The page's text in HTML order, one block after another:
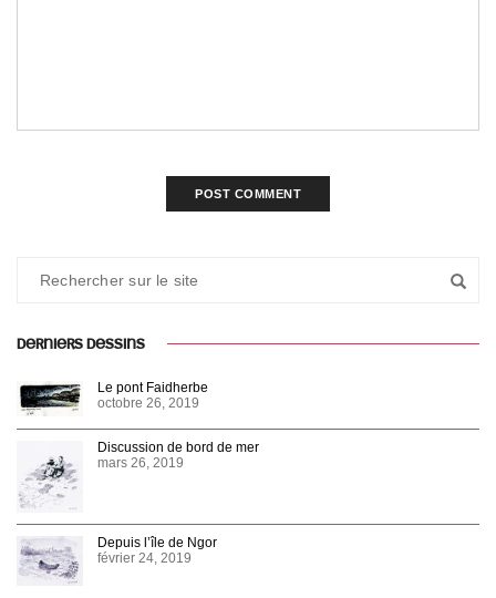
DERNIERS DESSINS
Le pont Faidherbe
octobre 26, 2019
Discussion de bord de mer
mars 26, 2019
Depuis l’île de Ngor
février 24, 2019